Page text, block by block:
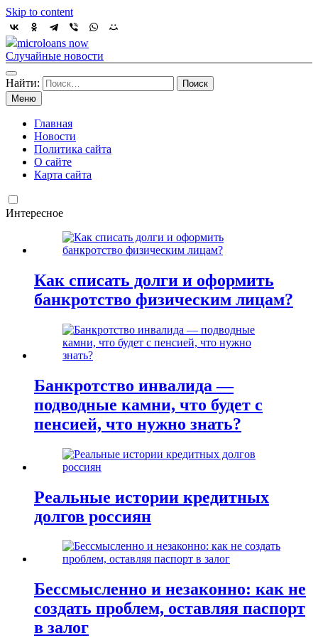
Skip to content
microloans now
Случайные новости
Найти:
Меню
Главная
Новости
Политика сайта
О сайте
Карта сайта
Интересное
Как списать долги и оформить
банкротство физическим лицам?
Банкротство инвалида —
подводные камни, что будет с
пенсией, что нужно знать?
Реальные истории кредитных
долгов россиян
Бессмысленно и незаконно: как не
создать проблем, оставляя паспорт
в залог